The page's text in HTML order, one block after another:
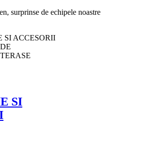
surprinse de echipele noastre
SI ACCESORII
SI